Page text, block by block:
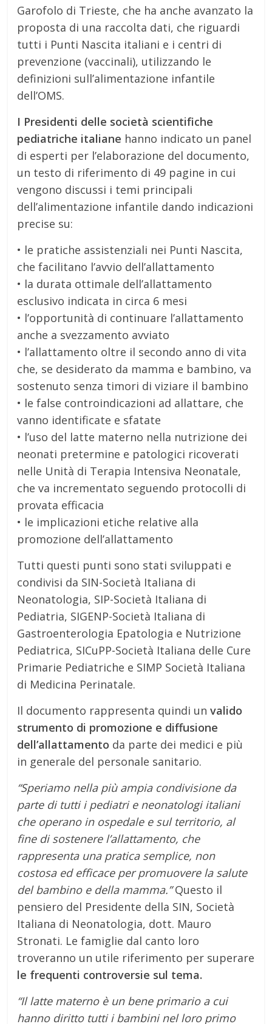
Garofolo di Trieste, che ha anche avanzato la
proposta di una raccolta dati, che riguardi
tutti i Punti Nascita italiani e i centri di
prevenzione (vaccinali), utilizzando le
definizioni sull’alimentazione infantile
dell’OMS.
I Presidenti delle società scientifiche
pediatriche italiane hanno indicato un panel
di esperti per l’elaborazione del documento,
un testo di riferimento di 49 pagine in cui
vengono discussi i temi principali
dell’alimentazione infantile dando indicazioni
precise su:
• le pratiche assistenziali nei Punti Nascita,
che facilitano l’avvio dell’allattamento
• la durata ottimale dell’allattamento
esclusivo indicata in circa 6 mesi
• l’opportunità di continuare l’allattamento
anche a svezzamento avviato
• l’allattamento oltre il secondo anno di vita
che, se desiderato da mamma e bambino, va
sostenuto senza timori di viziare il bambino
• le false controindicazioni ad allattare, che
vanno identificate e sfatate
• l’uso del latte materno nella nutrizione dei
neonati pretermine e patologici ricoverati
nelle Unità di Terapia Intensiva Neonatale,
che va incrementato seguendo protocolli di
provata efficacia
• le implicazioni etiche relative alla
promozione dell’allattamento
Tutti questi punti sono stati sviluppati e
condivisi da SIN-Società Italiana di
Neonatologia, SIP-Società Italiana di
Pediatria, SIGENP-Società Italiana di
Gastroenterologia Epatologia e Nutrizione
Pediatrica, SICuPP-Società Italiana delle Cure
Primarie Pediatriche e SIMP Società Italiana
di Medicina Perinatale.
Il documento rappresenta quindi un valido
strumento di promozione e diffusione
dell’allattamento da parte dei medici e più
in generale del personale sanitario.
“Speriamo nella più ampia condivisione da
parte di tutti i pediatri e neonatologi italiani
che operano in ospedale e sul territorio, al
fine di sostenere l’allattamento, che
rappresenta una pratica semplice, non
costosa ed efficace per promuovere la salute
del bambino e della mamma.”Questo il
pensiero del Presidente della SIN, Società
Italiana di Neonatologia, dott. Mauro
Stronati. Le famiglie dal canto loro
troveranno un utile riferimento per superare
le frequenti controversie sul tema.
“Il latte materno è un bene primario a cui
hanno diritto tutti i bambini nel loro primo